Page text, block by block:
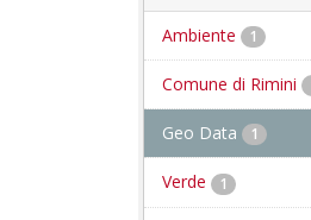
Ambiente 1
Comune di Rimini
Geo Data 1
Verde 1